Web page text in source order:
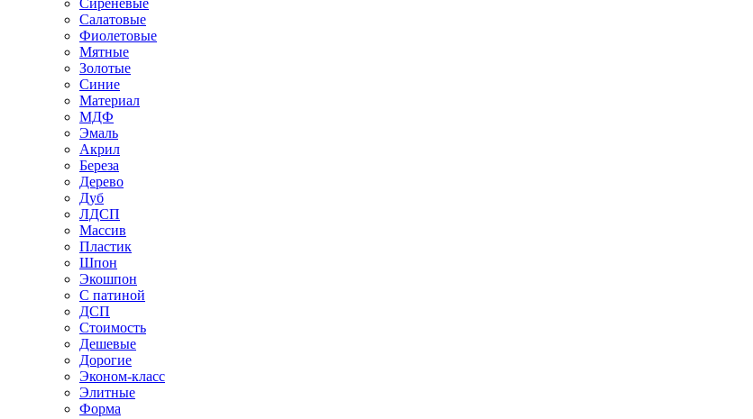
Салатовые
Фиолетовые
Мятные
Золотые
Синие
Материал
МДФ
Эмаль
Акрил
Береза
Дерево
Дуб
ЛДСП
Массив
Пластик
Шпон
Экошпон
С патиной
ДСП
Стоимость
Дешевые
Дорогие
Эконом-класс
Элитные
Форма